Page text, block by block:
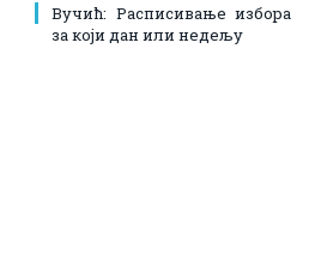
Вучић: Расписивање избора
за који дан или недељу